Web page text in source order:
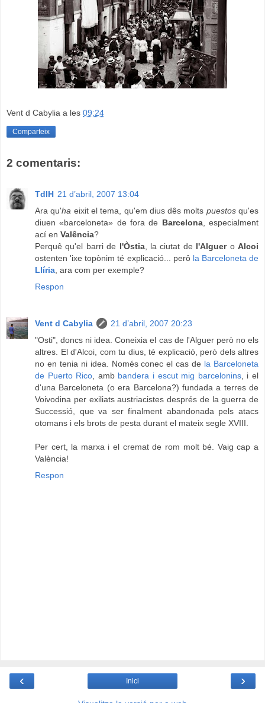
Vent d Cabylia a les 09:24
Comparteix
2 comentaris:
TdlH 21 d’abril, 2007 13:04
Ara qu'ha eixit el tema, qu'em dius dês molts puestosqu'es
diuen «barceloneta» de fora de Barcelona, especialment
ací en Valência?
Perquê qu'el barri de l'Òstia, la ciutat de l'AlgueroAlcoi
ostenten 'ixe topònim té explicació... perô la Barceloneta de
Llíria , ara com per exemple?
Respon
Vent d Cabylia
21 d’abril, 2007 20:23
"Osti", doncs ni idea. Coneixia el cas de l'Alguer però no els
altres. El d'Alcoi, com tu dius, té explicació, però dels altres
no en tenia ni idea. Només conec el cas de la Barceloneta
de Puerto Rico , amb bandera i escut mig barcelonins, i el
d'una Barceloneta (o era Barcelona?) fundada a terres de
Voivodina per exiliats austriacistes després de la guerra de
Successió, que va ser finalment abandonada pels atacs
otomans i els brots de pesta durant el mateix segle XVIII.
Per cert, la marxa i el cremat de rom molt bé. Vaig cap a
València!
Respon
‹ ›
Inici